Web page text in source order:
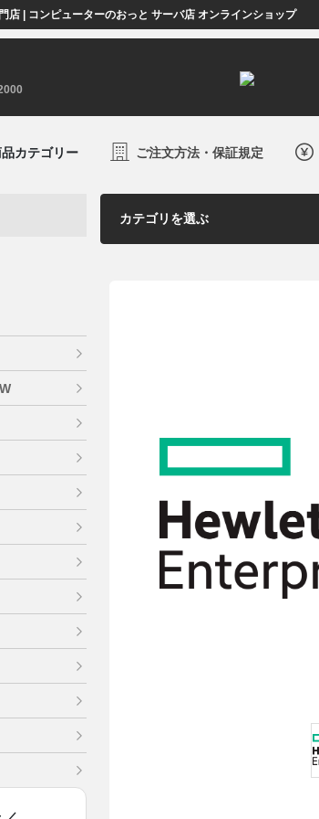
店 | コンピューターのおっと サーバ店 オンラインショップ
カテゴリー ご注文方法・保証規定